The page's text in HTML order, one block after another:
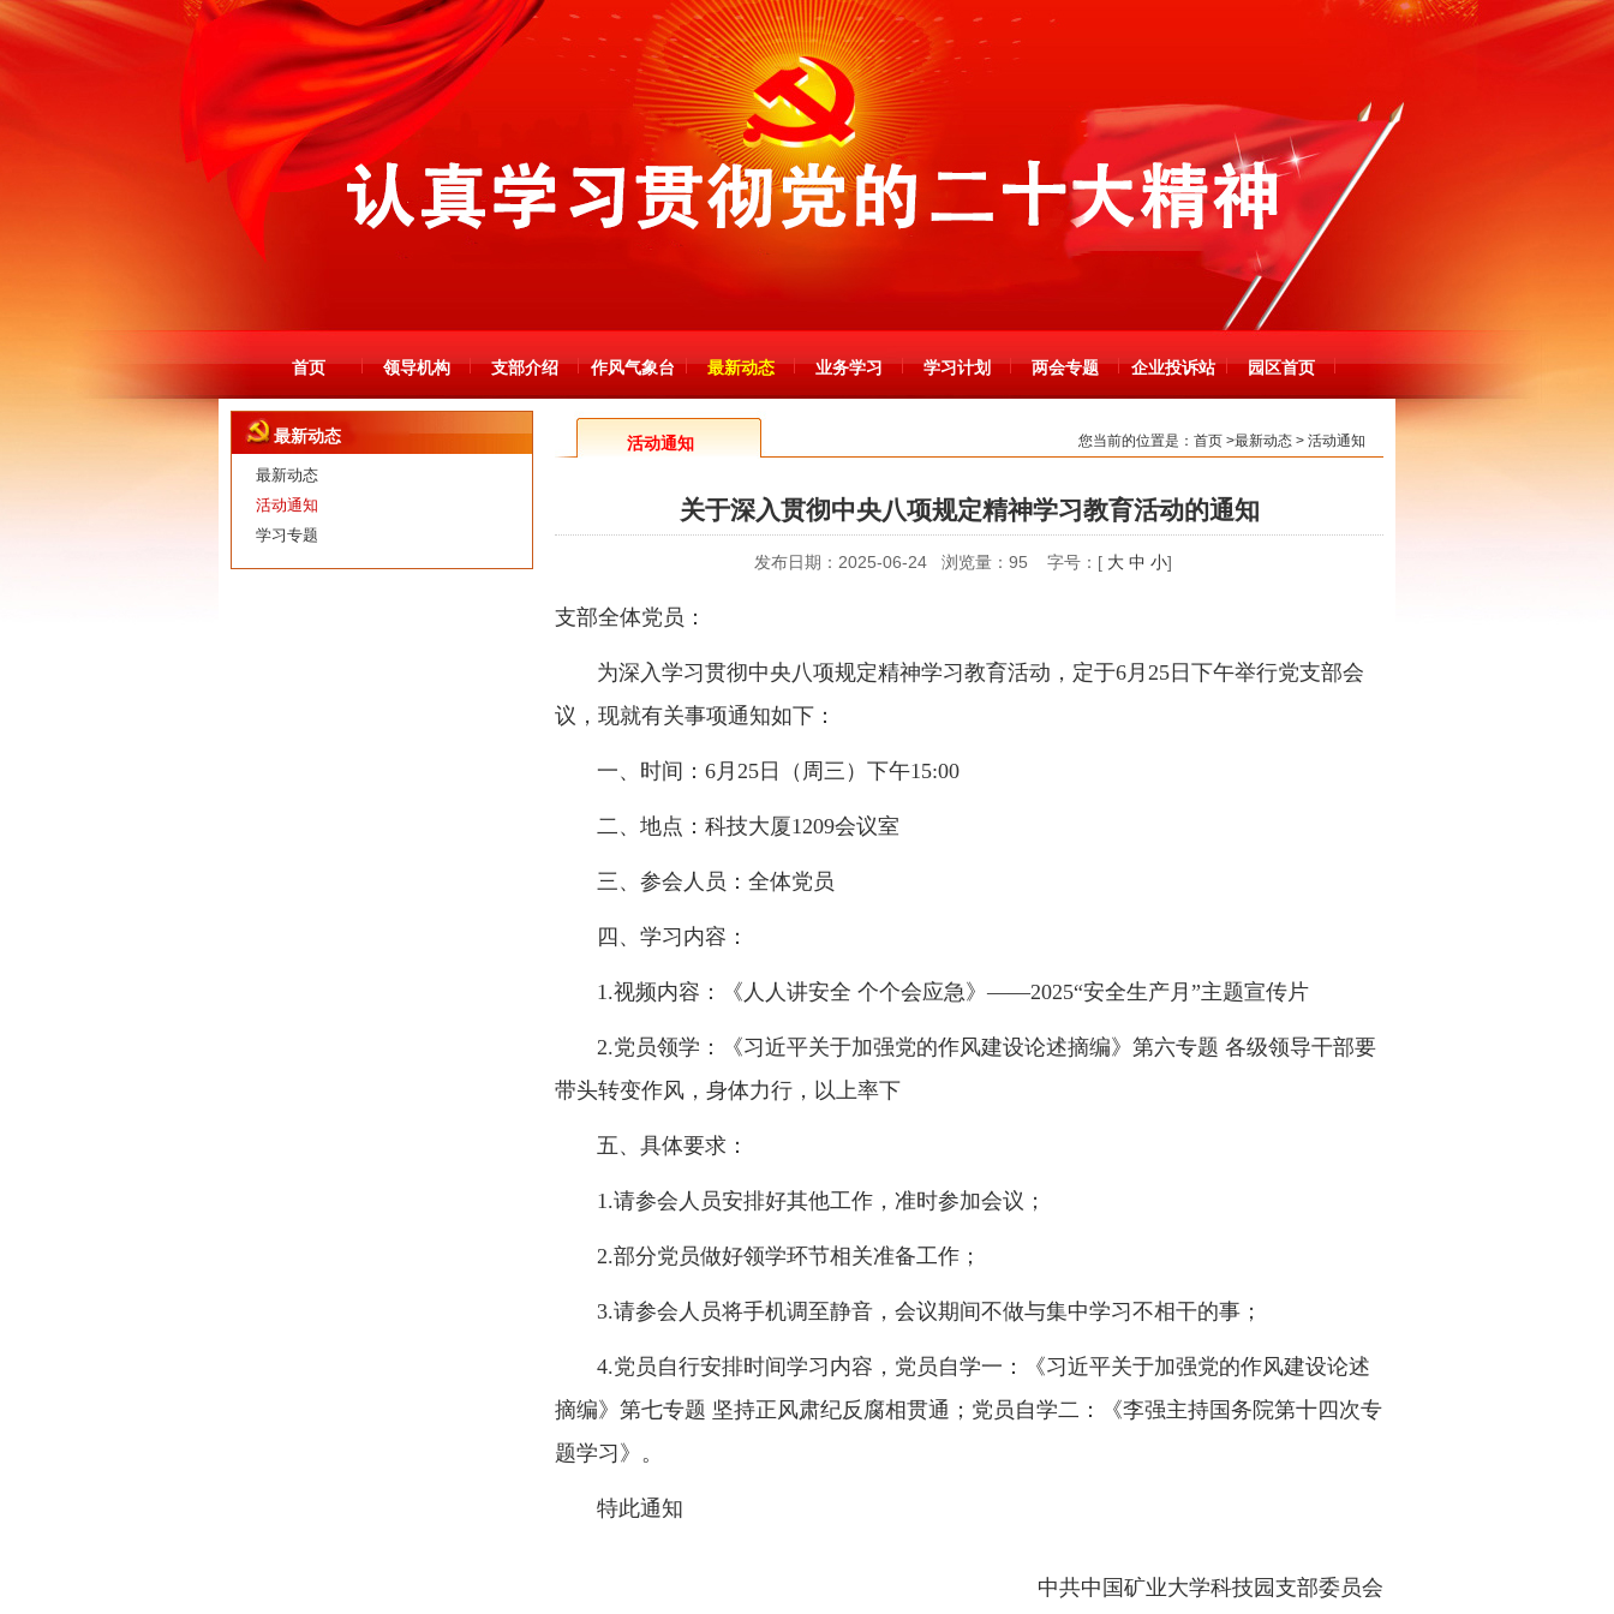
首页 领导机构 支部介绍 作风气象台 最新动态 业务学习 学习计划 两会专题 企业投诉站 园区首页
最新动态
最新动态
活动通知
学习专题
您当前的位置是： 首页 >最新动态 > 活动通知
活动通知
关于深入贯彻中央八项规定精神学习教育活动的通知
发布日期：2025-06-24 浏览量： 95 字号：[ 大 中 小]
支部全体党员：
为深入学习贯彻中央八项规定精神学习教育活动，定于6月25日下午举行党支部会
议，现就有关事项通知如下：
一、时间：6月25日（周三）下午15:00
二、地点：科技大厦1209会议室
三、参会人员：全体党员
四、学习内容：
1.视频内容：《人人讲安全 个个会应急》——2025“安全生产月”主题宣传片
2.党员领学：《习近平关于加强党的作风建设论述摘编》第六专题 各级领导干部要
带头转变作风，身体力行，以上率下
五、具体要求：
1.请参会人员安排好其他工作，准时参加会议；
2.部分党员做好领学环节相关准备工作；
3.请参会人员将手机调至静音，会议期间不做与集中学习不相干的事；
4.党员自行安排时间学习内容，党员自学一：《习近平关于加强党的作风建设论述
摘编》第七专题 坚持正风肃纪反腐相贯通；党员自学二：《李强主持国务院第十四次专
题学习》。
特此通知
中共中国矿业大学科技园支部委员会